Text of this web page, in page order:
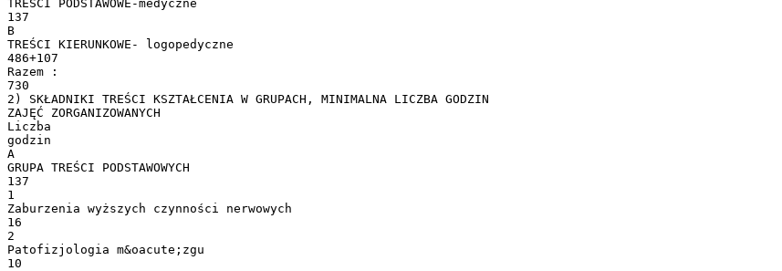
TREŚCI PODSTAWOWE-medyczne
137
B
TREŚCI KIERUNKOWE- logopedyczne
486+107
Razem :
730
2) SKŁADNIKI TREŚCI KSZTAŁCENIA W GRUPACH, MINIMALNA LICZBA GODZIN
ZAJĘĆ ZORGANIZOWANYCH
Liczba
godzin
A
GRUPA TREŚCI PODSTAWOWYCH
137
1
Zaburzenia wyższych czynności nerwowych
16
2
Patofizjologia m&oacute;zgu
10